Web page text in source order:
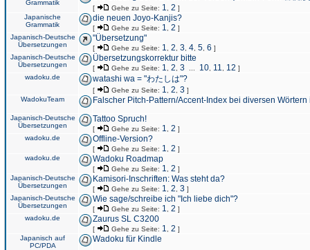
Grammatik
[ Gehe zu Seite: 1 2 ]
Japanische
Grammatik
die neuen Joyo-Kanjis?
[ Gehe zu Seite: 1 2 ]
Japanisch-Deutsche
Übersetzungen
"Übersetzung"
[ Gehe zu Seite: 1 2 3 4 5 6 ]
Japanisch-Deutsche
Übersetzungen
Übersetzungskorrektur bitte
[ Gehe zu Seite: 1 2 3 10 11 12 ]
wadoku.de
watashi wa = "わたしは"?
[ Gehe zu Seite: 1 2 3 ]
WadokuTeam
Falscher Pitch-Pattern/Accent-Index bei diversen
Japanisch-Deutsche
Übersetzungen
Tattoo Spruch!
[ Gehe zu Seite: 1 2 ]
wadoku.de
Offline-Version?
[ Gehe zu Seite: 1 2 ]
wadoku.de
Wadoku Roadmap
[ Gehe zu Seite: 1 2 ]
Japanisch-Deutsche
Übersetzungen
Kamisori-Inschriften: Was steht da?
[ Gehe zu Seite: 1 2 3 ]
Japanisch-Deutsche
Übersetzungen
Wie sage/schreibe ich "Ich liebe dich"?
[ Gehe zu Seite: 1 2 ]
wadoku.de
Zaurus SL C3200
[ Gehe zu Seite: 1 2 ]
Japanisch auf
PC/PDA
Wadoku für Kindle